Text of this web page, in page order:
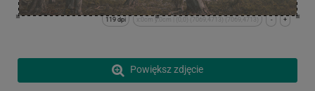
+
-
x:0cm y:0cm | (0,0) (7069,4713) (7069,4713)
119 dpi
Powiększ zdjęcie